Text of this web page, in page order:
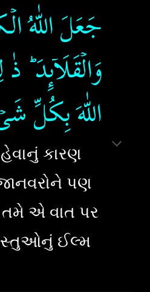
جَعَلَ اللّٰهُ
وَالۡقَلَاۤٮِٕدَ​
اللّٰهَ بِكُلِّ
કારણ
પણ
એ વાત પર
ઈલ્મ